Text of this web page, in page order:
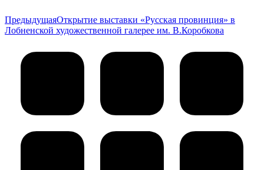
ПредыдущаяПредыдущая
запись:
Открытие выставки «Русская провинция» в
Лобненской художественной галерее им. В.Коробкова